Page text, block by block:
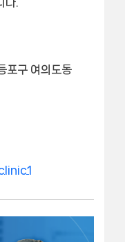
포구 여의도동